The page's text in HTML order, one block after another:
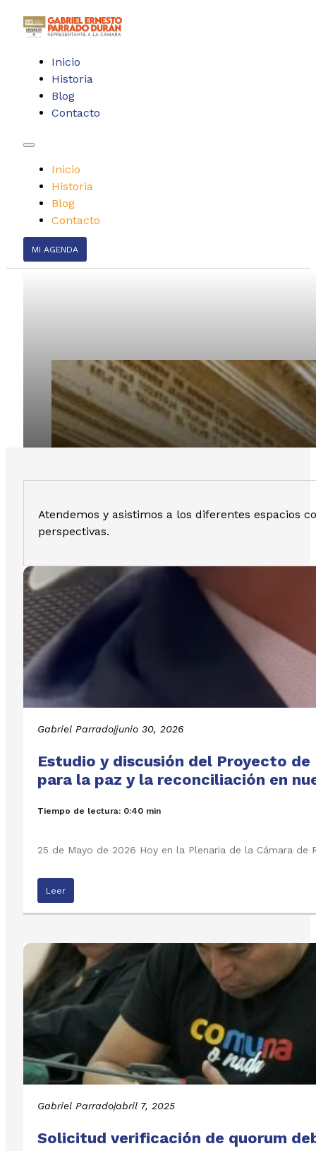
Inicio
Historia
Blog
Contacto
Inicio
Historia
Blog
Contacto
MI AGENDA
Atendemos y asistimos a los diferentes espacios
perspectivas.
Gabriel Parrado|junio 30, 2026
Estudio y discusión del Proyecto
para la paz y la reconciliación en
Tiempo de lectura: 0:40 min
25 de Mayo de 2026 Hoy en la Plenaria de la Cámara
Leer
Gabriel Parrado|abril 7, 2025
Solicitud verificación de quorum